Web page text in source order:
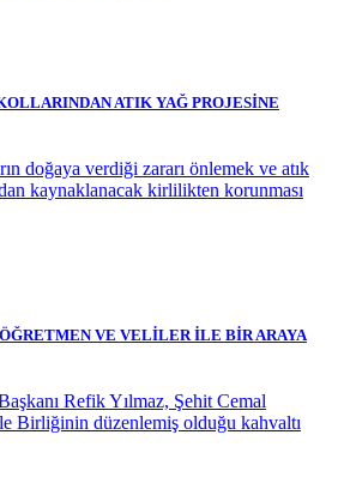
ATIK YAĞ PROJESİNE
doğaya verdiği zararı önlemek ve atık
kaynaklanacak kirlilikten korunması
VE VELİLER İLE BİR ARAYA
Refik Yılmaz, Şehit Cemal
Birliğinin düzenlemiş olduğu kahvaltı